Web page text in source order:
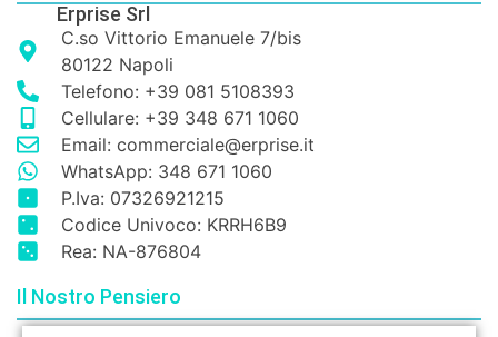
Erprise Srl
C.so Vittorio Emanuele 7/bis
80122 Napoli
Telefono: +39 081 5108393
Cellulare: +39 348 671 1060
Email: commerciale@erprise.it
WhatsApp: 348 671 1060
P.Iva: 07326921215
Codice Univoco: KRRH6B9
Rea: NA-876804
Il Nostro Pensiero